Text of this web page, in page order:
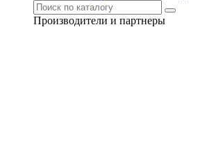
Производители и партнеры